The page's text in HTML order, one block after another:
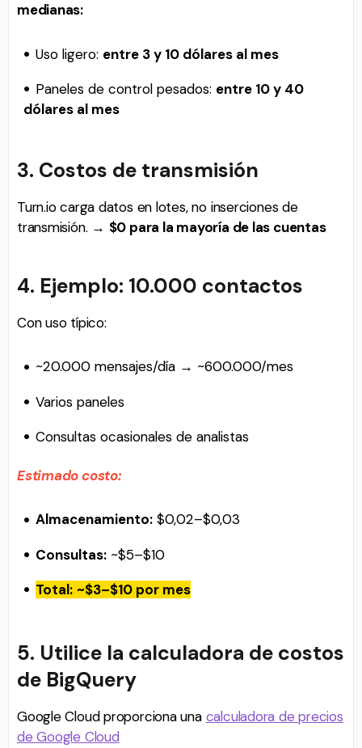
medianas:
Uso ligero: entre 3 y 10 dólares al mes
Paneles de control pesados: entre 10 y 40
dólares al mes
3. Costos de transmisión
Turn.io carga datos en lotes, no inserciones de
transmisión. → $0 para la mayoría de las cuentas
4. Ejemplo: 10.000 contactos
Con uso típico:
~20.000 mensajes/día → ~600.000/mes
Varios paneles
Consultas ocasionales de analistas
Estimado costo:
Almacenamiento: $0,02–$0,03
Consultas: ~$5–$10
Total: ~$3–$10 por mes
5. Utilice la calculadora de costos
de BigQuery
Google Cloud proporciona una calculadora de precios
de Google Cloud